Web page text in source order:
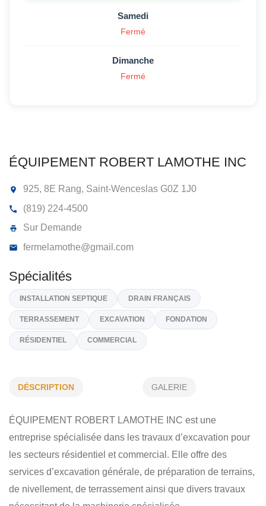
ÉQUIPEMENT ROBERT LAMOTHE
925, 8E Rang, Saint-Wenceslas
(819) 224-4500
Sur Demande
fermelamothe@gmail.com
TERRASSEMENT EXCAVATION FONDATION
RÉSIDENTIEL
DÉSCRIPTION GALERIE
ÉQUIPEMENT ROBERT LAMOTHE INC est une
entreprise spécialisée dans les travaux d’excavation pour
les secteurs résidentiel et commercial. Elle offre des
services d’excavation générale, de préparation de terrains,
de nivellement, de terrassement ainsi que divers travaux
Samedi
Fermé
Dimanche
Fermé